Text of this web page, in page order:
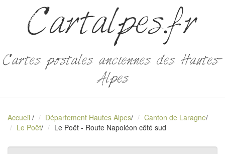
Cartalpes.fr
Cartes postales anciennes des Hautes-
Alpes
Accueil / Département Hautes Alpes/ Canton de Laragne/
Le Poët/ Le Poët - Route Napoléon côté sud